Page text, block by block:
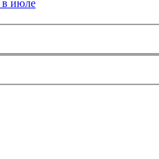
в июле